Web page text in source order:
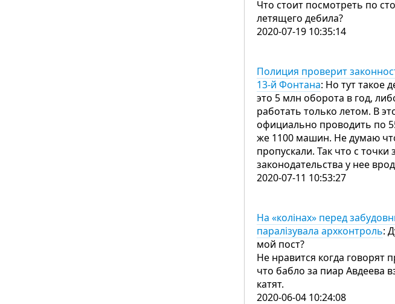
Что стоит посмотреть по
летящего дебила?
2020-07-19 10:35:14
Полиция проверит
13-й Фонтана: Но тут такое
это 5 млн оборота в год,
работать только летом. В
официально проводить по
же 1100 машин. Не думаю
пропускали. Так что с точки
законодательства у нее
2020-07-11 10:53:27
На «колінах» перед
паралізувала архконтроль:
мой пост?
Не нравится когда говорят
что бабло за пиар Авдеева
катят.
2020-06-04 10:24:08